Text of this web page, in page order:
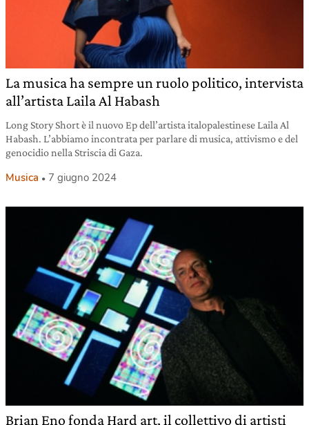
La musica ha sempre un ruolo politico, intervista
all’artista Laila Al Habash
Long Story Short è il nuovo Ep dell’artista italopalestinese Laila Al
Habash. L’abbiamo incontrata per parlare di musica, attivismo e del
genocidio nella Striscia di Gaza.
Musica 7 giugno 2024
Brian Eno fonda Hard art, il collettivo di artisti